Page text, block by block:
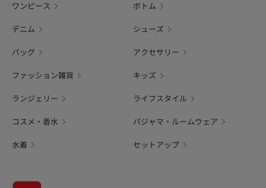
ワンピース ボトム
デニム シューズ
バッグ アクセサリー
ファッション雑貨 キッズ
ランジェリー ライフスタイル
コスメ・香水 パジャマ・ルームウェア
水着 セットアップ